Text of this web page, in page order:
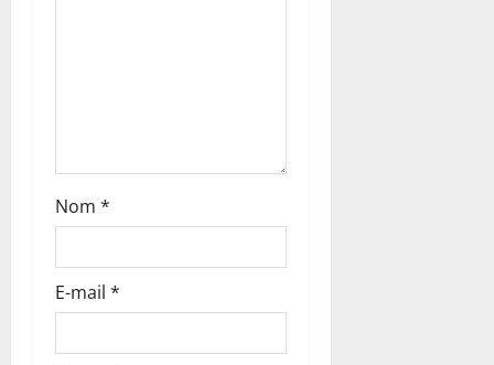
c
l
Nom *
E-mail *